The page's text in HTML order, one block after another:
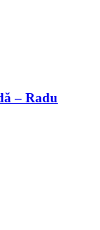
– Radu